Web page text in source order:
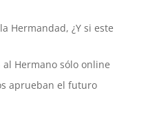
Hermandad, ¿Y si este
al Hermano sólo online
aprueban el futuro